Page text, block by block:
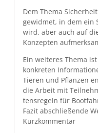
Dem The­ma
gewid­met, in dem ein
wird, aber auch auf
Konzepten
Ein weit­eres The­ma
konkreten
Tieren und Pflanzen
die Arbeit mit
tensregeln für
Faz­it abschließende
Kurzkommentar